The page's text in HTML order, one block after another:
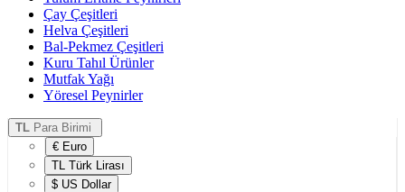
Çay Çeşitleri
Helva Çeşitleri
Bal-Pekmez Çeşitleri
Kuru Tahıl Ürünler
Mutfak Yağı
Yöresel Peynirler
TL Para Birimi
€ Euro
TL Türk Lirası
$ US Dollar